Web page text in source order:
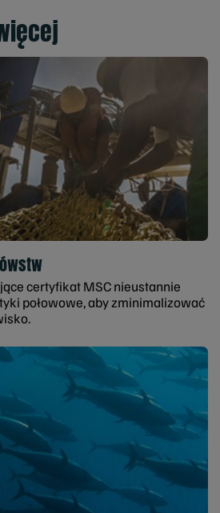
certyfikat MSC nieustannie
połowowe, aby zminimalizować